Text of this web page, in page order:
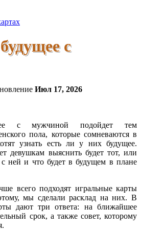
с
Июл 17, 2026
с мужчиной подойдет тем
пола, которые сомневаются в
узнать есть ли у них будущее.
девушкам выяснить будет тот, или
ней и что будет в будущем в плане
всего подходят игральные карты
мы сделали расклад на них. В
дают три ответа: на ближайшее
срок, а также совет, которому